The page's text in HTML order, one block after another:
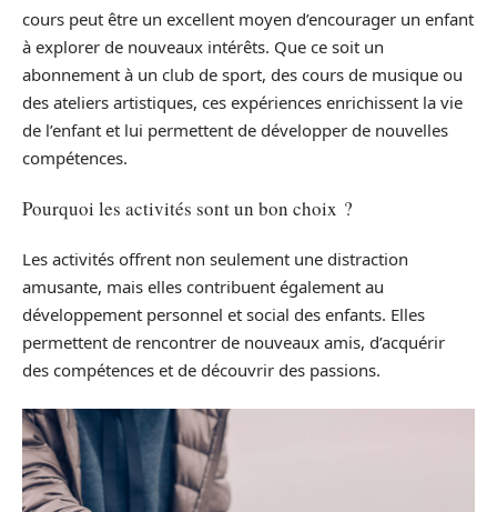
cours peut être un excellent moyen d’encourager un enfant
à explorer de nouveaux intérêts. Que ce soit un
abonnement à un club de sport, des cours de musique ou
des ateliers artistiques, ces expériences enrichissent la vie
de l’enfant et lui permettent de développer de nouvelles
compétences.
Pourquoi les activités sont un bon choix ?
Les activités offrent non seulement une distraction
amusante, mais elles contribuent également au
développement personnel et social des enfants. Elles
permettent de rencontrer de nouveaux amis, d’acquérir
des compétences et de découvrir des passions.